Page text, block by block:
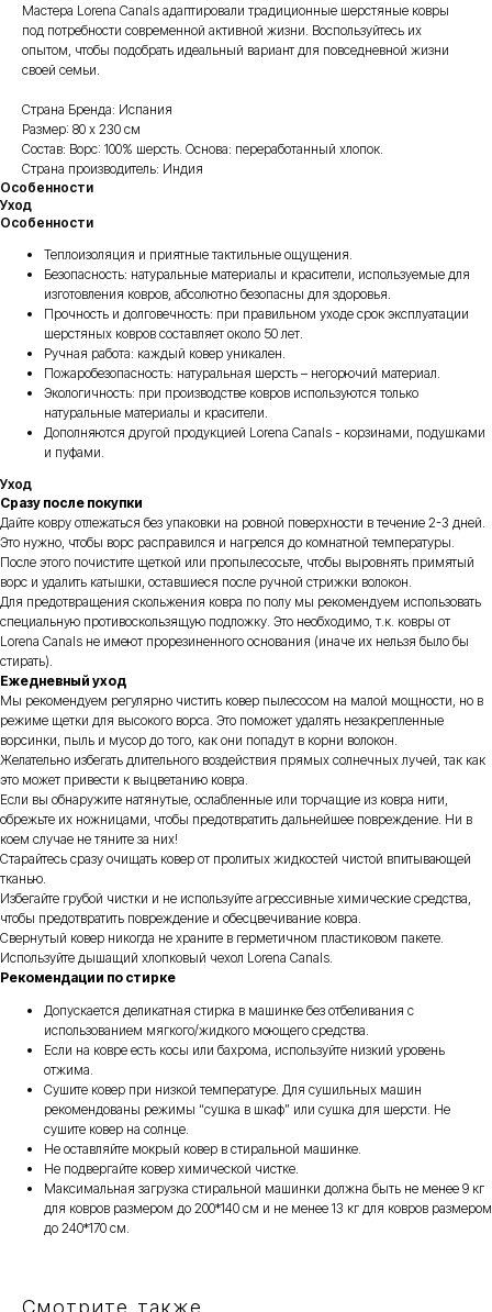
Мастера Lorena Canals адаптировали традиционные шерстяные ковры
под потребности современной активной жизни. Воспользуйтесь их
опытом, чтобы подобрать идеальный вариант для повседневной жизни
своей семьи.
Страна Бренда: Испания
Размер: 80 х 230 см
Состав: Ворс: 100% шерсть. Основа: переработанный хлопок.
Страна производитель: Индия
Особенности
Уход
Особенности
Теплоизоляция и приятные тактильные ощущения.
Безопасность: натуральные материалы и красители, используемые для
изготовления ковров, абсолютно безопасны для здоровья.
Прочность и долговечность: при правильном уходе срок эксплуатации
шерстяных ковров составляет около 50 лет.
Ручная работа: каждый ковер уникален.
Пожаробезопасность: натуральная шерсть – негорючий материал.
Экологичность: при производстве ковров используются только
натуральные материалы и красители.
Дополняются другой продукцией Lorena Canals - корзинами, подушками
и пуфами.
Уход
Сразу после покупки
Дайте ковру отлежаться без упаковки на ровной поверхности в течение 2-3 дней.
Это нужно, чтобы ворс расправился и нагрелся до комнатной температуры.
После этого почистите щеткой или пропылесосьте, чтобы выровнять примятый
ворс и удалить катышки, оставшиеся после ручной стрижки волокон.
Для предотвращения скольжения ковра по полу мы рекомендуем использовать
специальную противоскользящую подложку. Это необходимо, т.к. ковры от
Lorena Canals не имеют прорезиненного основания (иначе их нельзя было бы
стирать).
Ежедневный уход
Мы рекомендуем регулярно чистить ковер пылесосом на малой мощности, но в
режиме щетки для высокого ворса. Это поможет удалять незакрепленные
ворсинки, пыль и мусор до того, как они попадут в корни волокон.
Желательно избегать длительного воздействия прямых солнечных лучей, так как
это может привести к выцветанию ковра.
Если вы обнаружите натянутые, ослабленные или торчащие из ковра нити,
обрежьте их ножницами, чтобы предотвратить дальнейшее повреждение. Ни в
коем случае не тяните за них!
Старайтесь сразу очищать ковер от пролитых жидкостей чистой впитывающей
тканью.
Избегайте грубой чистки и не используйте агрессивные химические средства,
чтобы предотвратить повреждение и обесцвечивание ковра.
Свернутый ковер никогда не храните в герметичном пластиковом пакете.
Используйте дышащий хлопковый чехол Lorena Canals.
​Рекомендации по стирке
Допускается деликатная стирка в машинке без отбеливания с
использованием мягкого/жидкого моющего средства.
Если на ковре есть косы или бахрома, используйте низкий уровень
отжима.
Сушите ковер при низкой температуре. Для сушильных машин
рекомендованы режимы “сушка в шкаф” или сушка для шерсти. Не
сушите ковер на солнце.
Не оставляйте мокрый ковер в стиральной машинке.
Не подвергайте ковер химической чистке.
Максимальная загрузка стиральной машинки должна быть не менее 9 кг
для ковров размером до 200*140 см и не менее 13 кг для ковров размером
до 240*170 см.
Смотрите также